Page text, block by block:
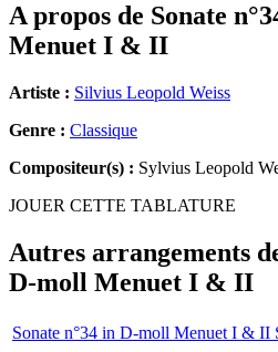
A propos de Sonate
Menuet I & II
Artiste : Silvius Leopold Weiss
Genre : Classique
Compositeur(s) : Sylvius Leopold
JOUER CETTE TABLATURE
Autres arrangements
D-moll Menuet I & II
Sonate n°34 in D-moll Menuet I & II